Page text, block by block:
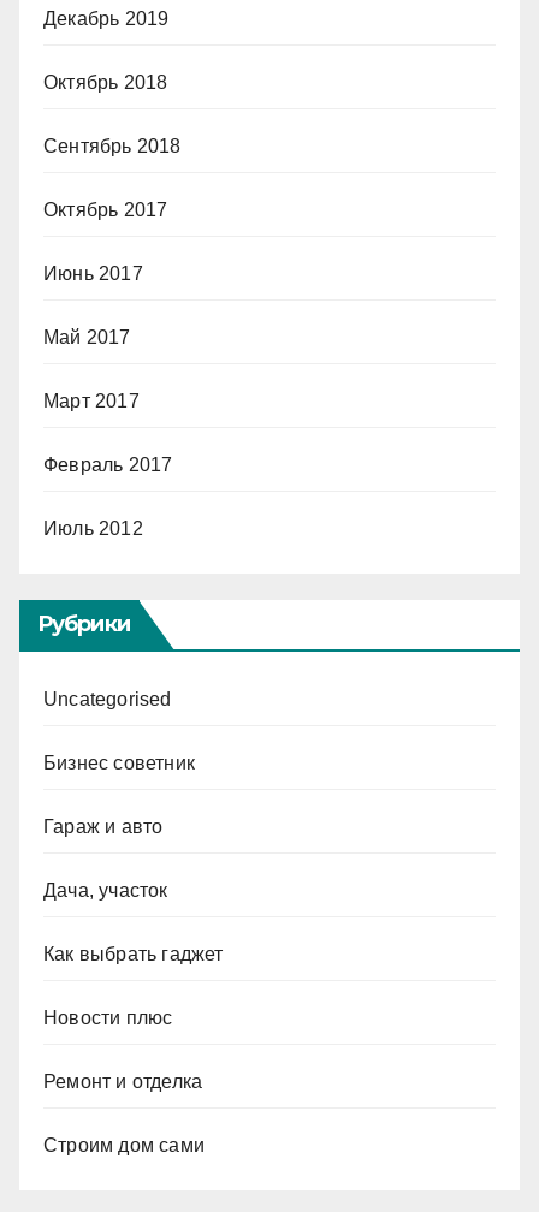
Декабрь 2019
Октябрь 2018
Сентябрь 2018
Октябрь 2017
Июнь 2017
Май 2017
Март 2017
Февраль 2017
Июль 2012
Рубрики
Uncategorised
Бизнес советник
Гараж и авто
Дача, участок
Как выбрать гаджет
Новости плюс
Ремонт и отделка
Строим дом сами